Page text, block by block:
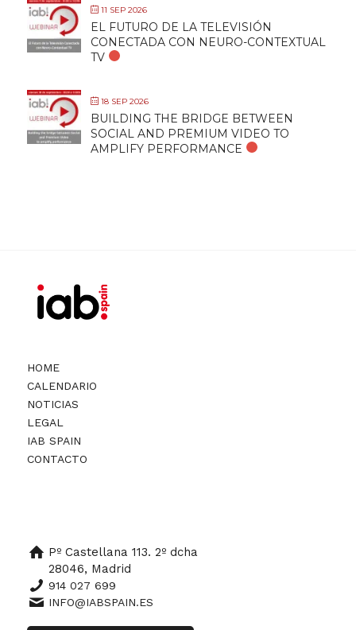
11 SEP 2026
EL FUTURO DE LA TELEVISIÓN
CONECTADA CON NEURO-CONTEXTUAL
TV
18 SEP 2026
BUILDING THE BRIDGE BETWEEN
SOCIAL AND PREMIUM VIDEO TO
AMPLIFY PERFORMANCE
HOME
CALENDARIO
NOTICIAS
LEGAL
IAB SPAIN
CONTACTO
Pº Castellana 113. 2º dcha
28046, Madrid
914 027 699
INFO@IABSPAIN.ES